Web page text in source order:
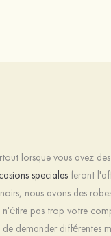
lorsque vous avez
specialesferont
nous avons des
pas trop votre
demander différentes